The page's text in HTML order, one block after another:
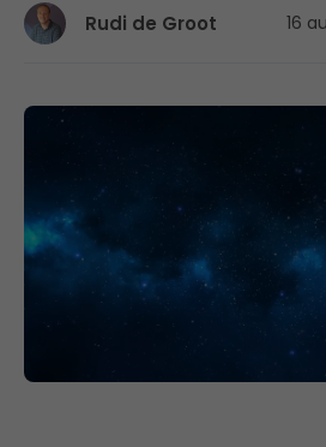
Rudi de Groot 16